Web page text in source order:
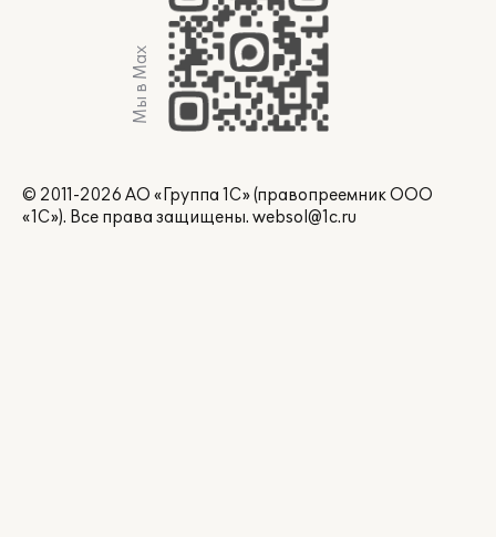
Мы в Max
© 2011-2026 АО «Группа 1С» (правопреемник ООО
«1С»). Все права защищены. websol@1c.ru